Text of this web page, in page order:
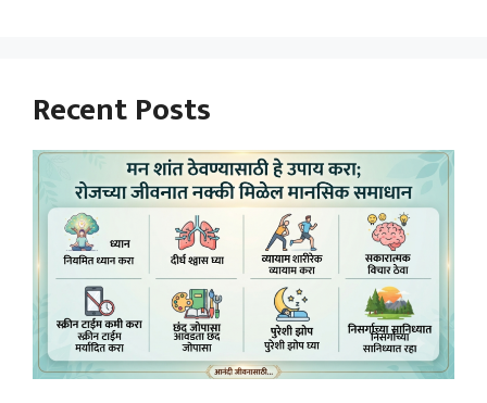
Recent Posts